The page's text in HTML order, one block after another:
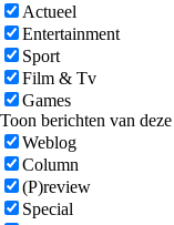
Actueel
Entertainment
Sport
Film & Tv
Games
Toon berichten van
Weblog
Column
(P)review
Special